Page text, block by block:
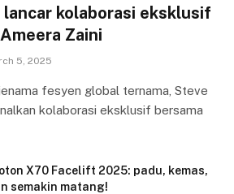
kolaborasi eksklusif
Zaini
5, 2025
fesyen global ternama, Steve
kolaborasi eksklusif bersama
X70 Facelift 2025: padu, kemas,
semakin matang!